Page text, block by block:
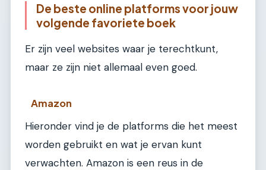
De beste online platforms voor jouw
volgende favoriete boek
Er zijn veel websites waar je terechtkunt,
maar ze zijn niet allemaal even goed.
Amazon
Hieronder vind je de platforms die het meest
worden gebruikt en wat je ervan kunt
verwachten. Amazon is een reus in de